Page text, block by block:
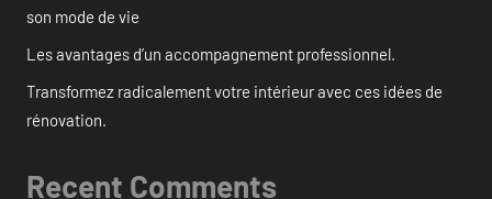
son mode de vie
Les avantages d’un accompagnement professionnel.
Transformez radicalement votre intérieur avec ces idées de
rénovation.
Recent Comments